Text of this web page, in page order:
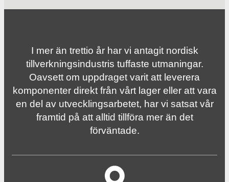
I mer än trettio år har vi antagit nordisk
tillverknings­industris tuffaste utmaningar.
Oavsett om uppdraget varit att leverera
komponenter direkt från vårt lager eller att vara
en del av utvecklingsarbetet, har vi satsat vår
framtid på att alltid tillföra mer än det
förväntade.